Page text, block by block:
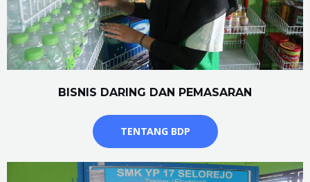
BISNIS DARING DAN PEMASARAN
TENTANG BDP